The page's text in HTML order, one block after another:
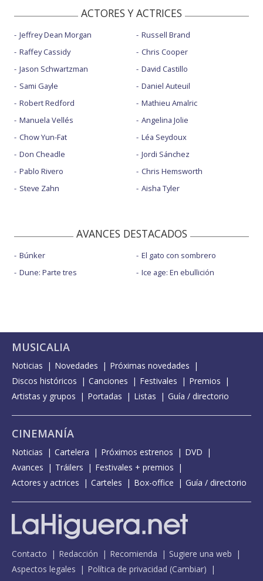
ACTORES Y ACTRICES
Jeffrey Dean Morgan
Raffey Cassidy
Jason Schwartzman
Sami Gayle
Robert Redford
Manuela Vellés
Chow Yun-Fat
Don Cheadle
Pablo Rivero
Steve Zahn
Russell Brand
Chris Cooper
David Castillo
Daniel Auteuil
Mathieu Amalric
Angelina Jolie
Léa Seydoux
Jordi Sánchez
Chris Hemsworth
Aisha Tyler
AVANCES DESTACADOS
Búnker
Dune: Parte tres
El gato con sombrero
Ice age: En ebullición
MUSICALIA
Noticias Novedades
Próximas novedades
Discos históricos
Canciones Festivales
Premios
Artistas y grupos
Portadas Listas Guía / directorio
CINEMANÍA
Noticias Cartelera Próximos estrenos
DVD
Avances
Tráilers
Festivales + premios
Actores y actrices
Carteles Box-office Guía / directorio
Contacto Redacción Recomienda
Sugiere una web
Aspectos legales
Política de privacidad (Cambiar)